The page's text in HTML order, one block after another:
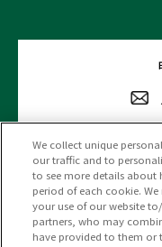
阪神
We collect unique
our traffic and to
to see more details about
period of each cookie.
your use of our website
partners, who may
have provided to them or